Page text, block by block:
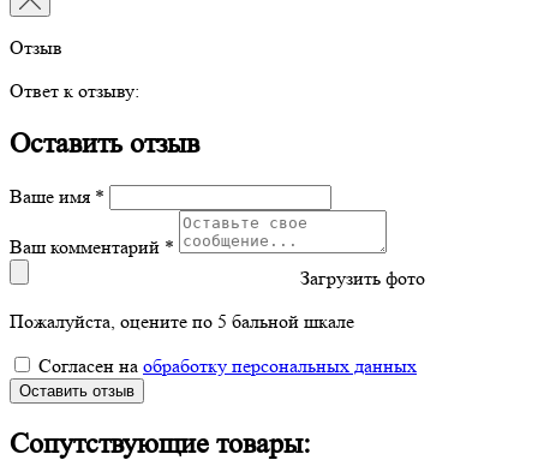
Отзыв
Ответ к отзыву:
Оставить отзыв
Ваше имя *
Ваш комментарий *
Загрузить фото
Пожалуйста, оцените по 5 бальной шкале
Согласен на обработку персональных данных
Оставить отзыв
Сопутствующие товары: